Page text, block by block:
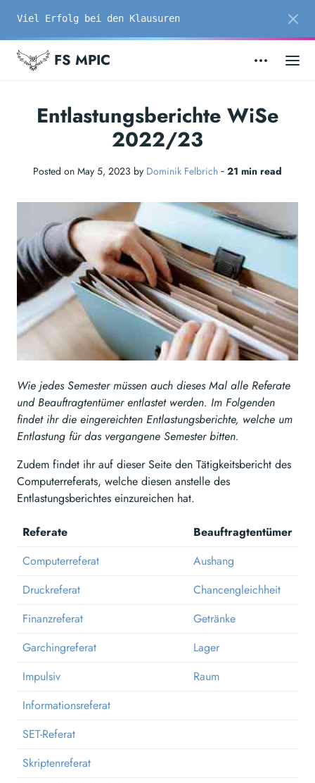
Viel Erfolg bei den Klausuren
FS MPIC
Entlastungsberichte WiSe
2022/23
Posted on May 5, 2023 by Dominik Felbrich ‐ 21 min read
Wie jedes Semester müssen auch dieses Mal alle Referate
und Beauftragtentümer entlastet werden. Im Folgenden
findet ihr die eingereichten Entlastungsberichte, welche um
Entlastung für das vergangene Semester bitten.
Zudem findet ihr auf dieser Seite den Tätigkeitsbericht des
Computerreferats, welche diesen anstelle des
Entlastungsberichtes einzureichen hat.
Referate
Beauftragtentümer
Computerreferat
Aushang
Druckreferat
Chancengleichheit
Finanzreferat
Getränke
Garchingreferat
Lager
Impulsiv
Raum
Informationsreferat
SET-Referat
Skriptenreferat